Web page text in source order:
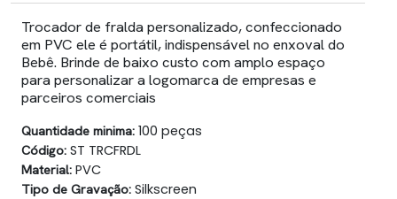
Trocador de fralda personalizado, confeccionado
em PVC ele é portátil, indispensável no enxoval do
Bebê. Brinde de baixo custo com amplo espaço
para personalizar a logomarca de empresas e
parceiros comerciais
Quantidade minima: 100 peças
Código: ST TRCFRDL
Material: PVC
Tipo de Gravação: Silkscreen